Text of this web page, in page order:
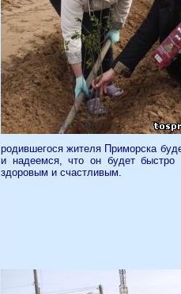
родившегося жителя Приморска
и надеемся, что он будет быстро
здоровым и счастливым.